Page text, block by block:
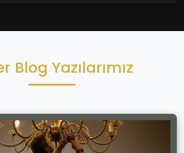
Blog Yazılarımız